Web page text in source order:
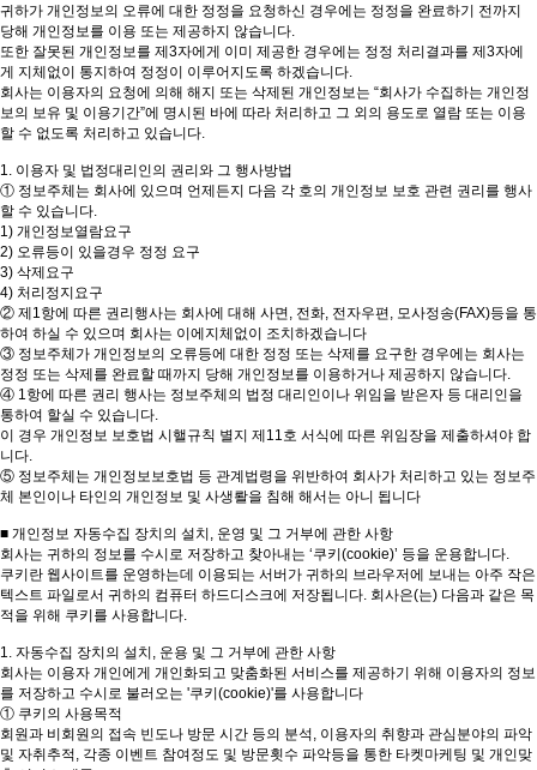
귀하가 개인정보의 오류에 대한 정정을 요청하신 경우에는 정정을 완료하기 전까지
당해 개인정보를 이용 또는 제공하지 않습니다.
또한 잘못된 개인정보를 제3자에게 이미 제공한 경우에는 정정 처리결과를 제3자에
게 지체없이 통지하여 정정이 이루어지도록 하겠습니다.
회사는 이용자의 요청에 의해 해지 또는 삭제된 개인정보는 “회사가 수집하는 개인정
보의 보유 및 이용기간”에 명시된 바에 따라 처리하고 그 외의 용도로 열람 또는 이용
할 수 없도록 처리하고 있습니다.
1. 이용자 및 법정대리인의 권리와 그 행사방법
① 정보주체는 회사에 있으며 언제든지 다음 각 호의 개인정보 보호 관련 권리를 행사
할 수 있습니다.
1) 개인정보열람요구
2) 오류등이 있을경우 정정 요구
3) 삭제요구
4) 처리정지요구
② 제1항에 따른 권리행사는 회사에 대해 사면, 전화, 전자우편, 모사정송(FAX)등을 통
하여 하실 수 있으며 회사는 이에지체없이 조치하겠습니다
③ 정보주체가 개인정보의 오류등에 대한 정정 또는 삭제를 요구한 경우에는 회사는
정정 또는 삭제를 완료할 때까지 당해 개인정보를 이용하거나 제공하지 않습니다.
④ 1항에 따른 권리 행사는 정보주체의 법정 대리인이나 위임을 받은자 등 대리인을
통하여 할실 수 있습니다.
이 경우 개인정보 보호법 시핼규칙 별지 제11호 서식에 따른 위임장을 제출하셔야 합
니다.
⑤ 정보주체는 개인정보보호법 등 관계법령을 위반하여 회사가 처리하고 있는 정보주
체 본인이나 타인의 개인정보 및 사생뢀을 침해 해서는 아니 됩니다
■ 개인정보 자동수집 장치의 설치, 운영 및 그 거부에 관한 사항
회사는 귀하의 정보를 수시로 저장하고 찾아내는 ‘쿠키(cookie)’ 등을 운용합니다.
쿠키란 웹사이트를 운영하는데 이용되는 서버가 귀하의 브라우저에 보내는 아주 작은
텍스트 파일로서 귀하의 컴퓨터 하드디스크에 저장됩니다. 회사은(는) 다음과 같은 목
적을 위해 쿠키를 사용합니다.
1. 자동수집 장치의 설치, 운용 및 그 거부에 관한 사항
회사는 이용자 개인에게 개인화되고 맞춤화된 서비스를 제공하기 위해 이용자의 정보
를 저장하고 수시로 불러오는 '쿠키(cookie)'를 사용합니다
① 쿠키의 사용목적
회원과 비회원의 접속 빈도나 방문 시간 등의 분석, 이용자의 취향과 관심분야의 파악
및 자취추적, 각종 이벤트 참여정도 및 방문횟수 파악등을 통한 타켓마케팅 및 개인맞